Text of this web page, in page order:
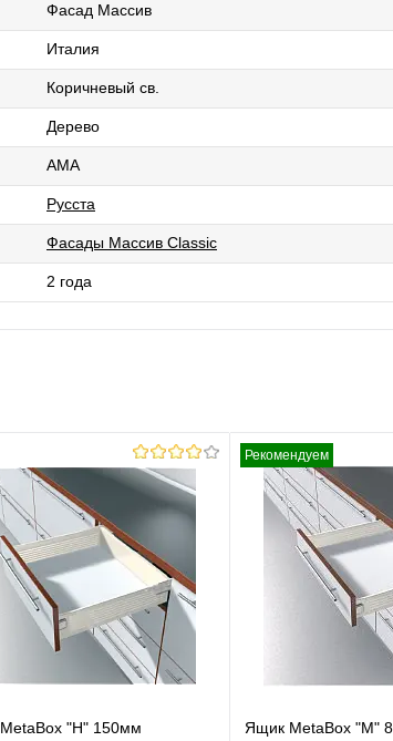
Фасад Массив
Италия
Коричневый св.
Дерево
AMA
Русста
Фасады Массив Classic
2 года
"H" 150мм
Рекомендуем
Ящик MetaBox "M"